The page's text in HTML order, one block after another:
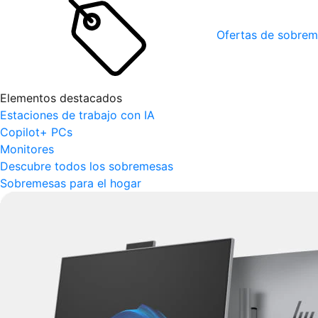
Ofertas de
Elementos destacados
Estaciones de trabajo con IA
Copilot+ PCs
Monitores
Descubre todos los sobremesas
Sobremesas para el hogar